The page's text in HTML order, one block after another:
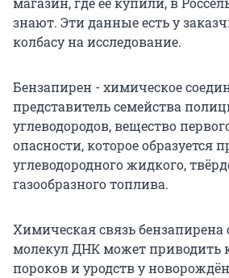
знают. Эти данные есть у
колбасу на исследование.
Бензапирен - химическое
представитель семейства
углеводородов, вещество
опасности, которое образуется
углеводородного жидкого,
газообразного топлива.
Химическая связь
молекул ДНК может
пороков и уродств у